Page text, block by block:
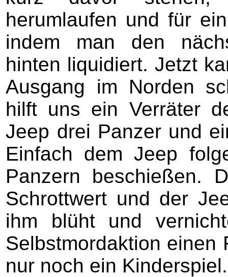
herumlaufen und für
indem man den
hinten liquidiert. Jetzt
Ausgang im Norden
hilft uns ein Verräter
Jeep drei Panzer und
Einfach dem Jeep
Panzern beschießen.
Schrottwert und der
ihm blüht und
Selbstmordaktion einen
nur noch ein Kinderspiel.